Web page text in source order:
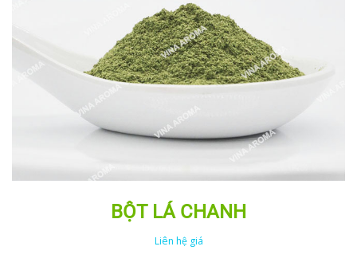
BỘT LÁ CHANH
Liên hệ giá